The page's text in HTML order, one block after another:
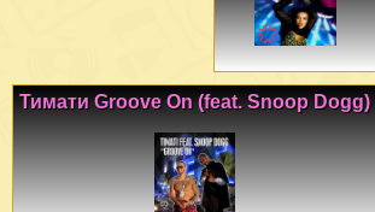
Тимати Groove On (feat. Snoop Dogg)